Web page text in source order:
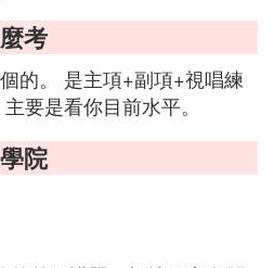
考
的。 是主項+副項+視唱練
要是看你目前水平。
院